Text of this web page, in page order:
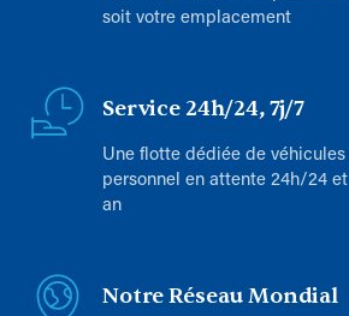
soit votre emplacement
Service 24h/24, 7j/7
Une flotte dédiée de
personnel en attente 24h/24
an
Notre Réseau Mondial